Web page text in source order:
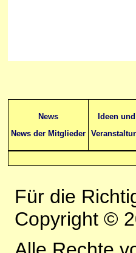
News
News der Mitglieder
Ideen
Für die
Copyright ©